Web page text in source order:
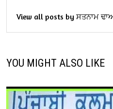
View all posts by ਸਤਨਾਮ
YOU MIGHT ALSO LIKE